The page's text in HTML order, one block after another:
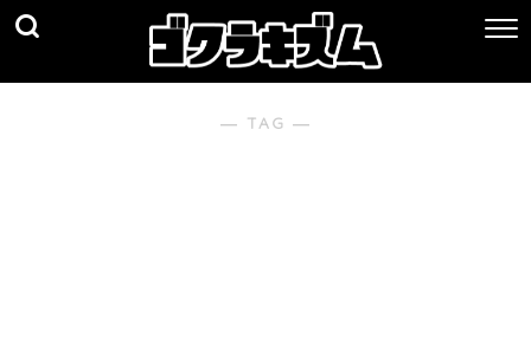
― TAG ―